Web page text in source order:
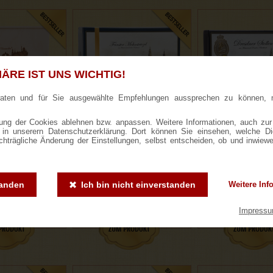
IST UNS WICHTIG!
und für Sie ausgewählte Empfehlungen aussprechen zu können,
der Cookies ablehnen bzw. anpassen. Weitere Informationen, auch
unserern Datenschutzerklärung. Dort können Sie einsehen, welche
Änderung der Einstellungen, selbst entscheiden, ob und
Ich bin nicht einverstanden Weitere
Stollen® in
700g Feinster Mohnstriezel
im Geschenkkarton
1000g Dresdner